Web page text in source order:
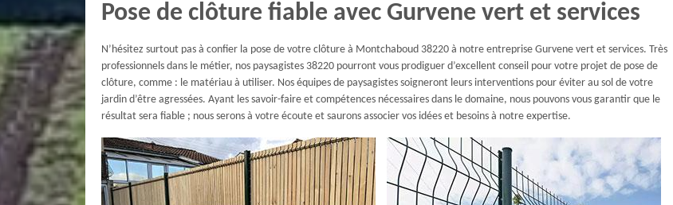
Pose de clôture fiable avec Gurvene vert et services
N’hésitez surtout pas à confier la pose de votre clôture à Montchaboud 38220 à notre entreprise Gurvene vert et services. Très
professionnels dans le métier, nos paysagistes 38220 pourront vous prodiguer d’excellent conseil pour votre projet de pose de
clôture, comme : le matériau à utiliser. Nos équipes de paysagistes soigneront leurs interventions pour éviter au sol de votre
jardin d’être agressées. Ayant les savoir-faire et compétences nécessaires dans le domaine, nous pouvons vous garantir que le
résultat sera fiable ; nous serons à votre écoute et saurons associer vos idées et besoins à notre expertise.